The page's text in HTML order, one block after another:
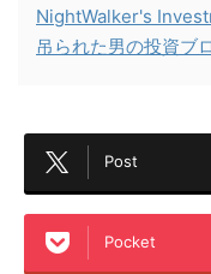
NightWalker's
吊られた男の投資ブ
Post
Pocket